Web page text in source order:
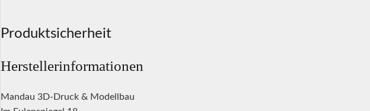
Produktsicherheit
Herstellerinformationen
Mandau 3D-Druck & Modellbau